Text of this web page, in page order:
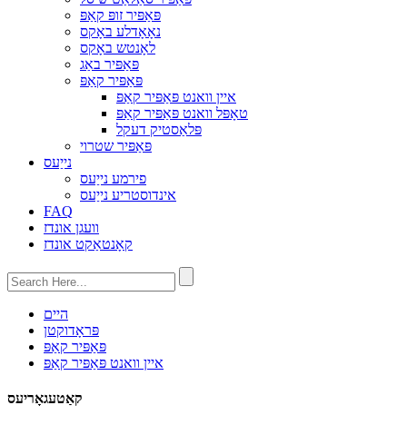
פּאַפּיר זופּ קאַפּ
נאָאָדלע באָקס
לאָנטש באָקס
פּאַפּיר באַג
פּאַפּיר קאַפּ
איין וואנט פּאַפּיר קאַפּ
טאָפּל וואנט פּאַפּיר קאַפּ
פּלאַסטיק דעקל
פּאַפּיר שטרוי
נייַעס
פירמע נייַעס
אינדוסטריע נייַעס
FAQ
וועגן אונדז
קאָנטאַקט אונדז
היים
פּראָדוקטן
פּאַפּיר קאַפּ
איין וואנט פּאַפּיר קאַפּ
קאַטעגאָריעס